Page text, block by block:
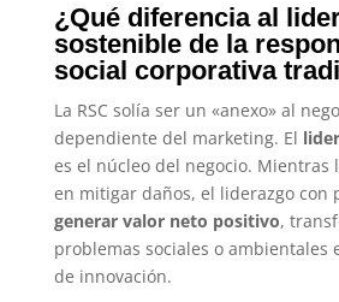
¿Qué diferencia al
sostenible de la
social corporativa
La RSC solía ser un «anexo» al
dependiente del marketing. El
es el núcleo del negocio. Mientras
en mitigar daños, el liderazgo con
generar valor neto positivo,
problemas sociales o ambientales
de innovación.